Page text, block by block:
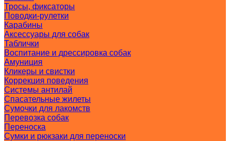
Тросы, фиксаторы
Поводки-рулетки
Карабины
Аксессуары для собак
Таблички
Воспитание и дрессировка собак
Амуниция
Кликеры и свистки
Коррекция поведения
Системы антилай
Спасательные жилеты
Сумочки для лакомств
Перевозка собак
Переноска
Сумки и рюкзаки для переноски